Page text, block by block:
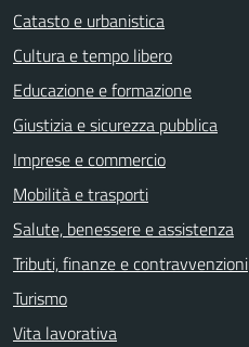
Catasto e urbanistica
Cultura e tempo libero
Educazione e formazione
Giustizia e sicurezza pubblica
Imprese e commercio
Mobilità e trasporti
Salute, benessere e assistenza
Tributi, finanze e contravvenzioni
Turismo
Vita lavorativa